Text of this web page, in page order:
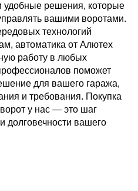
решения, которые
вашими воротами.
технологий
автоматика от Алютех
работу в любых
поможет
для вашего гаража,
и требования. Покупка
у нас — это шаг
долговечности вашего